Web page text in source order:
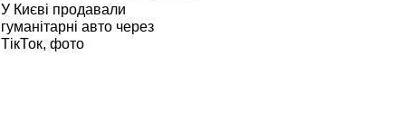
У Києві продавали
гуманітарні авто через
ТікТок, фото